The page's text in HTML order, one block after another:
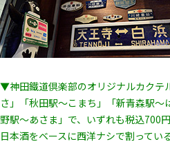
▼神田鐵道倶楽部のオリジナルカクテ
さ」「秋田駅～こまち」「新青森駅
野駅～あさま」で、いずれも税込700
日本酒をベースに西洋ナシで割ってい